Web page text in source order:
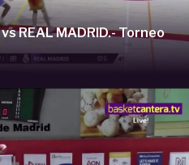
REAL MADRID.- Torneo